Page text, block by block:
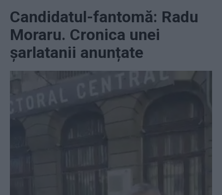
Candidatul-fantomă: Radu
Moraru. Cronica unei
șarlatanii anunțate